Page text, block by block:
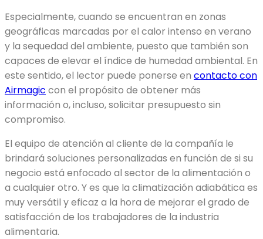
Especialmente, cuando se encuentran en zonas
geográficas marcadas por el calor intenso en verano
y la sequedad del ambiente, puesto que también son
capaces de elevar el índice de humedad ambiental. En
este sentido, el lector puede ponerse en contacto con
Airmagic con el propósito de obtener más
información o, incluso, solicitar presupuesto sin
compromiso.
El equipo de atención al cliente de la compañía le
brindará soluciones personalizadas en función de si su
negocio está enfocado al sector de la alimentación o
a cualquier otro. Y es que la climatización adiabática es
muy versátil y eficaz a la hora de mejorar el grado de
satisfacción de los trabajadores de la industria
alimentaria.